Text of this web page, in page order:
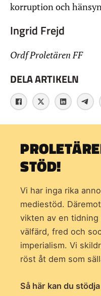
korruption och
Ingrid Frejd
Ordf Proletären FF
DELA ARTIKELN
STÖD!
Vi har inga rika
mediestöd.
vikten av en tidning
välfärd, fred och
imperialism. Vi
röst åt dem som
Så här kan du